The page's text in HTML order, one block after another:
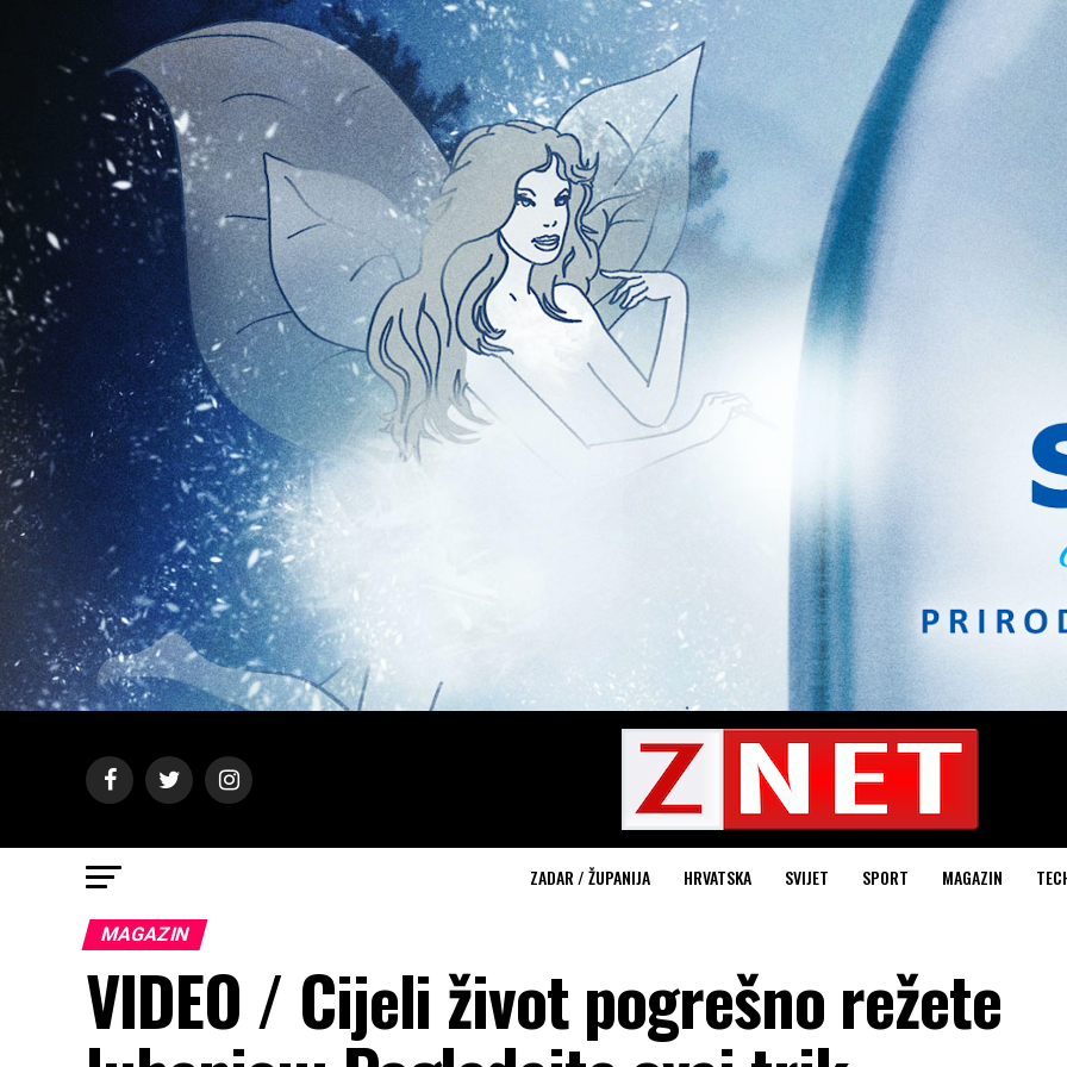
ZADAR / ŽUPANIJA HRVATSKA SVIJET SPORT MAGAZIN
MAGAZIN
VIDEO / Cijeli život pogrešno režete